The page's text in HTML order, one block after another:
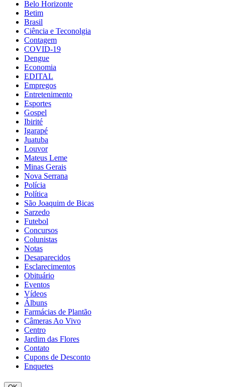
Belo Horizonte
Betim
Brasil
Ciência e Teconolgia
Contagem
COVID-19
Dengue
Economia
EDITAL
Empregos
Entretenimento
Esportes
Gospel
Ibirité
Igarapé
Juatuba
Louvor
Mateus Leme
Minas Gerais
Nova Serrana
Polícia
Política
São Joaquim de Bicas
Sarzedo
Futebol
Concursos
Colunistas
Notas
Desaparecidos
Esclarecimentos
Obituário
Eventos
Vídeos
Álbuns
Farmácias de Plantão
Câmeras Ao Vivo
Centro
Jardim das Flores
Contato
Cupons de Desconto
Enquetes